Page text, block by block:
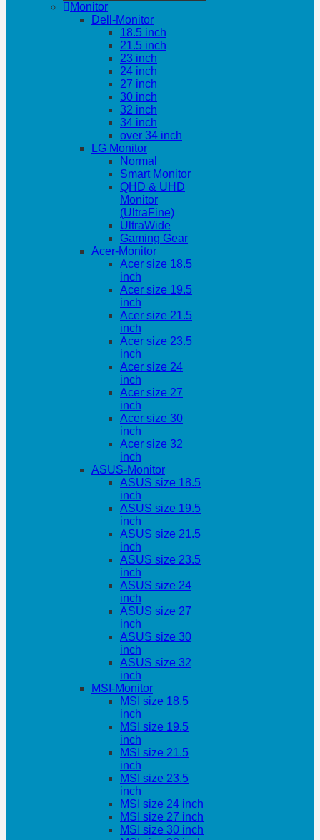
Monitor
Dell-Monitor
18.5 inch
21.5 inch
23 inch
24 inch
27 inch
30 inch
32 inch
34 inch
over 34 inch
LG Monitor
Normal
Smart Monitor
QHD & UHD
Monitor
(UltraFine)
UltraWide
Gaming Gear
Acer-Monitor
Acer size 18.5
inch
Acer size 19.5
inch
Acer size 21.5
inch
Acer size 23.5
inch
Acer size 24
inch
Acer size 27
inch
Acer size 30
inch
Acer size 32
inch
ASUS-Monitor
ASUS size 18.5
inch
ASUS size 19.5
inch
ASUS size 21.5
inch
ASUS size 23.5
inch
ASUS size 24
inch
ASUS size 27
inch
ASUS size 30
inch
ASUS size 32
inch
MSI-Monitor
MSI size 18.5
inch
MSI size 19.5
inch
MSI size 21.5
inch
MSI size 23.5
inch
MSI size 24 inch
MSI size 27 inch
MSI size 30 inch